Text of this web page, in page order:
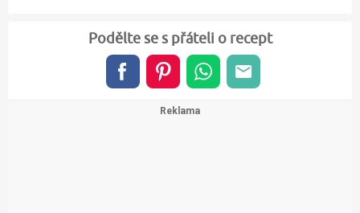
Podělte se s přáteli o recept